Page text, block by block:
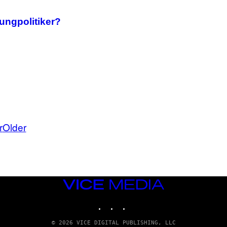
Older
VICE
MEDIA
© 2026 VICE DIGITAL PUBLISHING, LLC